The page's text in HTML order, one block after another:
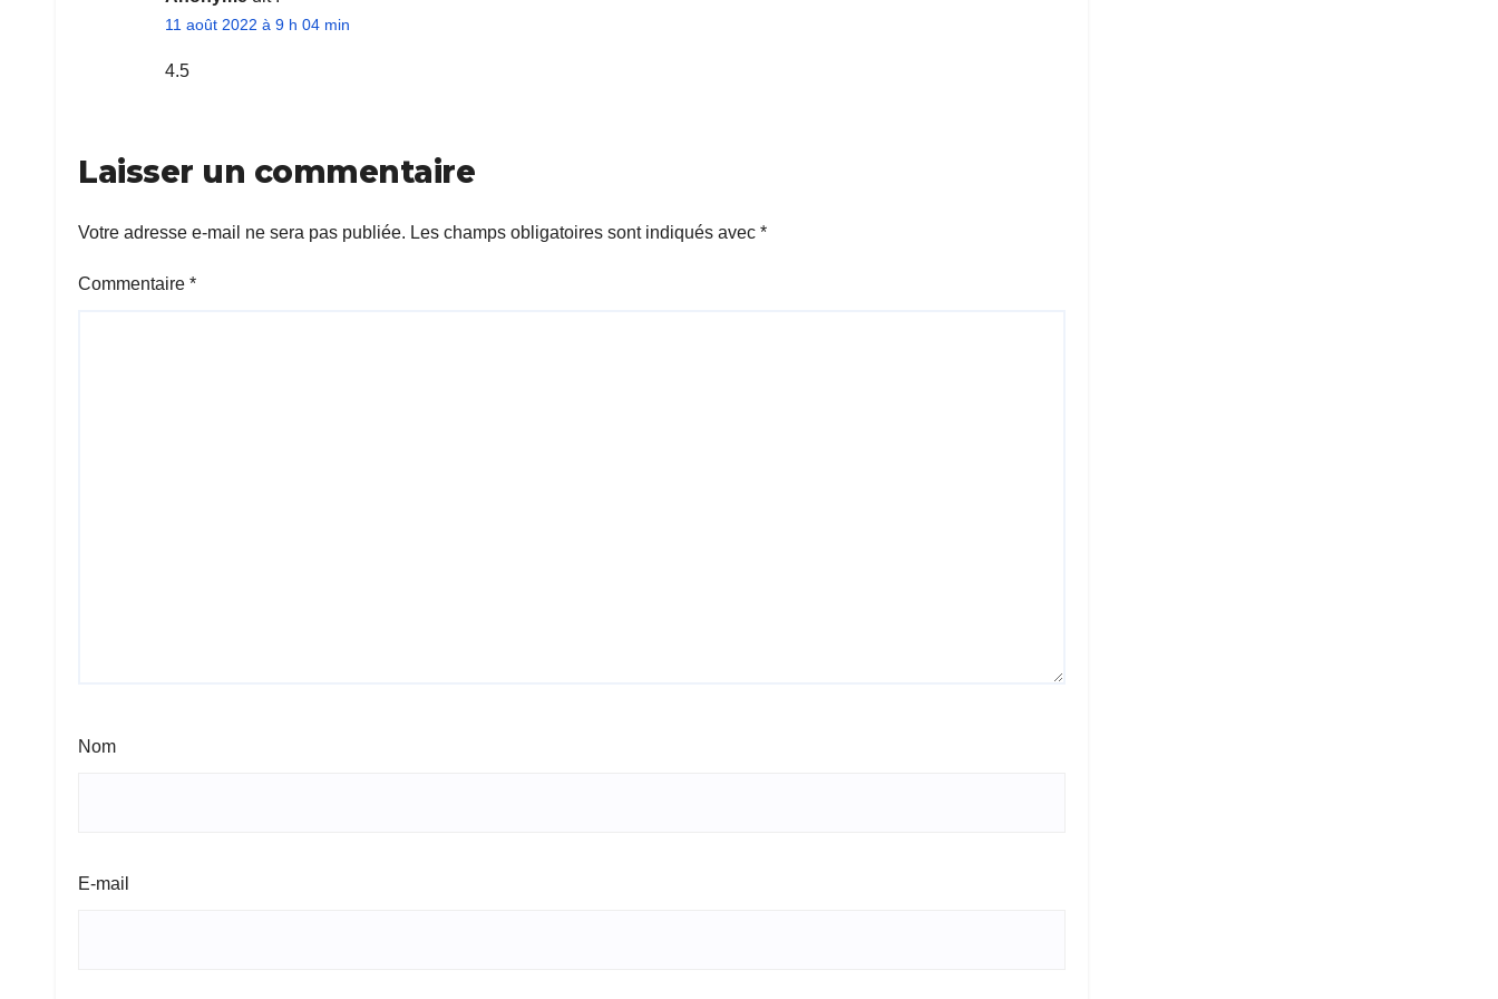
11 août 2022 à 9 h 04 min
4.5
Laisser un commentaire
Votre adresse e-mail ne sera pas publiée. Les champs obligatoires sont indiqués avec *
Commentaire *
Nom
E-mail